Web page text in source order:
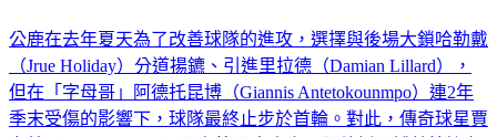
公鹿在去年夏天為了改善球隊的進攻，選擇與後場大鎖哈勒戴
（Jrue Holiday）分道揚鑣、引進里拉德（Damian Lillard），
但在「字母哥」阿德托昆博（Giannis Antetokounmpo）連2年
季末受傷的影響下，球隊最終止步於首輪。對此，傳奇球星賈